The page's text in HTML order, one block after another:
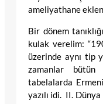
ameliyathane
Bir dönem
kulak verelim:
üzerinde aynı tip
zamanlar bütün
tabelalarda
yazılı idi. II.